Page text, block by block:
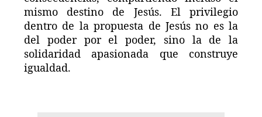
mismo destino de Jesús. El privilegio
dentro de la propuesta de Jesús no es la
del poder por el poder, sino la de la
solidaridad apasionada que construye
igualdad.